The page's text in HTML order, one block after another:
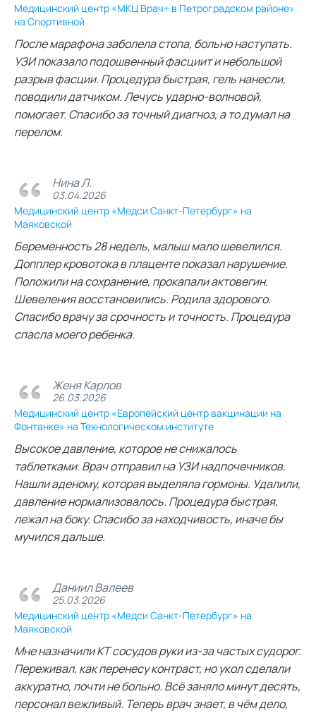
Медицинский центр «МКЦ Врач+ в Петроградском районе»
на Спортивной
После марафона заболела стопа, больно наступать.
УЗИ показало подошвенный фасциит и небольшой
разрыв фасции. Процедура быстрая, гель нанесли,
поводили датчиком. Лечусь ударно-волновой,
помогает. Спасибо за точный диагноз, а то думал на
перелом.
Нина Л.
03.04.2026
Медицинский центр «Медси Санкт-Петербург» на
Маяковской
Беременность 28 недель, малыш мало шевелился.
Допплер кровотока в плаценте показал нарушение.
Положили на сохранение, прокапали актовегин.
Шевеления восстановились. Родила здорового.
Спасибо врачу за срочность и точность. Процедура
спасла моего ребенка.
Женя Карлов
26.03.2026
Медицинский центр «Европейский центр вакцинации на
Фонтанке» на Технологическом институте
Высокое давление, которое не снижалось
таблетками. Врач отправил на УЗИ надпочечников.
Нашли аденому, которая выделяла гормоны. Удалили,
давление нормализовалось. Процедура быстрая,
лежал на боку. Спасибо за находчивость, иначе бы
мучился дальше.
Даниил Валеев
25.03.2026
Медицинский центр «Медси Санкт-Петербург» на
Маяковской
Мне назначили КТ сосудов руки из‑за частых судорог.
Переживал, как перенесу контраст, но укол сделали
аккуратно, почти не больно. Всё заняло минут десять,
персонал вежливый. Теперь врач знает, в чём дело,